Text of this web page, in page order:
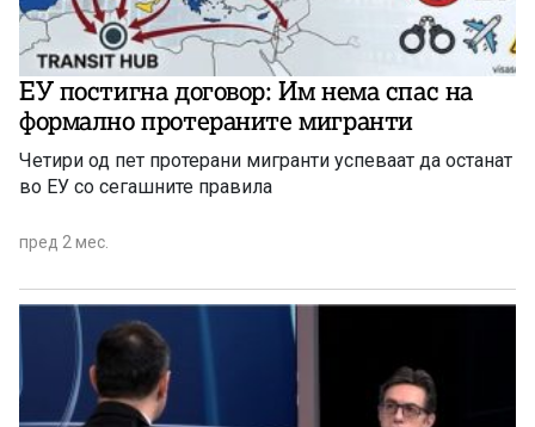
ЕУ постигна договор: Им нема спас на
формално протераните мигранти
Четири од пет протерани мигранти успеваат да останат
во ЕУ со сегашните правила
пред 2 мес.